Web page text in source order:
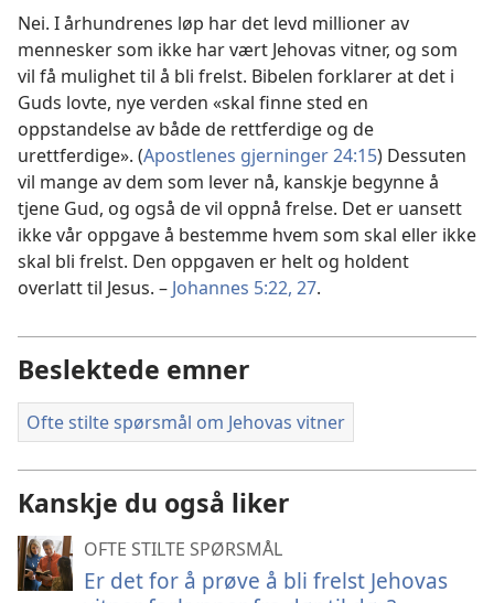
Nei. I århundrenes løp har det levd millioner av
mennesker som ikke har vært Jehovas vitner, og som
vil få mulighet til å bli frelst. Bibelen forklarer at det i
Guds lovte, nye verden «skal finne sted en
oppstandelse av både de rettferdige og de
urettferdige». (Apostlenes gjerninger 24:15) Dessuten
vil mange av dem som lever nå, kanskje begynne å
tjene Gud, og også de vil oppnå frelse. Det er uansett
ikke vår oppgave å bestemme hvem som skal eller ikke
skal bli frelst. Den oppgaven er helt og holdent
overlatt til Jesus. – Johannes 5:22, 27.
Beslektede emner
Ofte stilte spørsmål om Jehovas vitner
Kanskje du også liker
OFTE STILTE SPØRSMÅL
Er det for å prøve å bli frelst Jehovas